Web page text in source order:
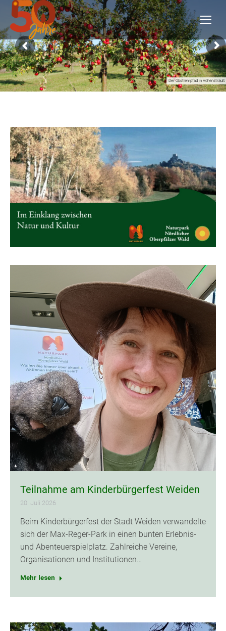
Der Obstlehrpfad in Vohenstrauß
Teilnahme am Kinderbürgerfest Weiden
20. Juli 2026
Beim Kinderbürgerfest der Stadt Weiden verwandelte
sich der Max-Reger-Park in einen bunten Erlebnis-
und Abenteuerspielplatz. Zahlreiche Vereine,
Organisationen und Institutionen…
Mehr lesen